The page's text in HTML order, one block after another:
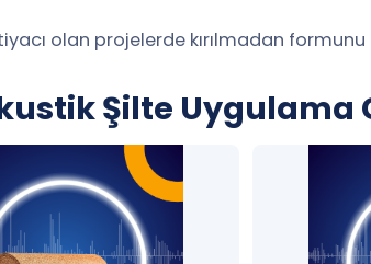
olan projelerde kırılmadan formunu
yansıtmak yerine malzeme içinde
artırır.
ek yeri kaynaklı performans kaybını
Şilte Uygulama